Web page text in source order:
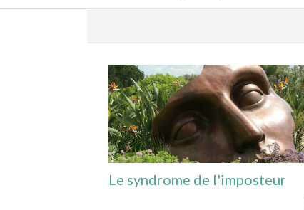
Le syndrome de l'imposteur